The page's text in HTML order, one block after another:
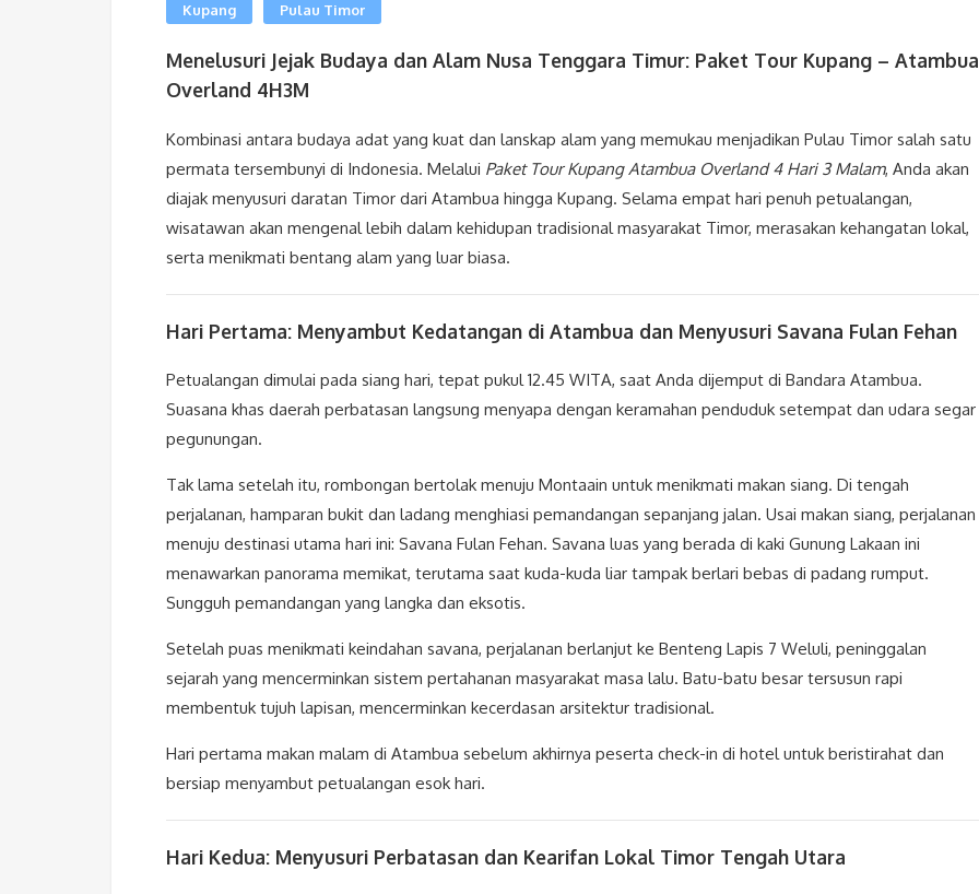
Kupang Pulau Timor
Menelusuri Jejak Budaya dan Alam Nusa Tenggara Timur: Paket Tour Kupang – Atambua
Overland 4H3M
Kombinasi antara budaya adat yang kuat dan lanskap alam yang memukau menjadikan Pulau Timor salah satu
permata tersembunyi di Indonesia. Melalui Paket Tour Kupang Atambua Overland 4 Hari 3 Malam, Anda akan
diajak menyusuri daratan Timor dari Atambua hingga Kupang. Selama empat hari penuh petualangan,
wisatawan akan mengenal lebih dalam kehidupan tradisional masyarakat Timor, merasakan kehangatan lokal,
serta menikmati bentang alam yang luar biasa.
Hari Pertama: Menyambut Kedatangan di Atambua dan Menyusuri Savana Fulan Fehan
Petualangan dimulai pada siang hari, tepat pukul 12.45 WITA, saat Anda dijemput di Bandara Atambua.
Suasana khas daerah perbatasan langsung menyapa dengan keramahan penduduk setempat dan udara segar
pegunungan.
Tak lama setelah itu, rombongan bertolak menuju Montaain untuk menikmati makan siang. Di tengah
perjalanan, hamparan bukit dan ladang menghiasi pemandangan sepanjang jalan. Usai makan siang, perjalanan
menuju destinasi utama hari ini: Savana Fulan Fehan. Savana luas yang berada di kaki Gunung Lakaan ini
menawarkan panorama memikat, terutama saat kuda-kuda liar tampak berlari bebas di padang rumput.
Sungguh pemandangan yang langka dan eksotis.
Setelah puas menikmati keindahan savana, perjalanan berlanjut ke Benteng Lapis 7 Weluli, peninggalan
sejarah yang mencerminkan sistem pertahanan masyarakat masa lalu. Batu-batu besar tersusun rapi
membentuk tujuh lapisan, mencerminkan kecerdasan arsitektur tradisional.
Hari pertama makan malam di Atambua sebelum akhirnya peserta check-in di hotel untuk beristirahat dan
bersiap menyambut petualangan esok hari.
Hari Kedua: Menyusuri Perbatasan dan Kearifan Lokal Timor Tengah Utara